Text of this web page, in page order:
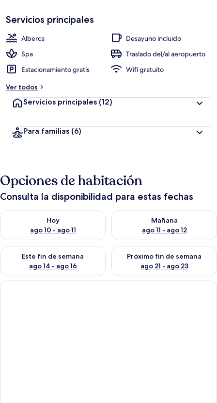
Servicios principales
Alberca
Desayuno incluido
Spa
Traslado del/al aeropuerto
Estacionamiento gratis
Wifi gratuito
Ver todos
Servicios principales (12)
Para familias (6)
Opciones de habitación
Consulta la disponibilidad para estas fechas
Hoy
ago 10 - ago 11
Consulta la disponibilidad para hoy ago 10 - ago 11
Mañana
ago 11 - ago 12
Consulta la disponibilidad
Este fin de semana
ago 14 - ago 16
Consulta la disponibilidad para este fin de semana ago 14 -
Próximo fin de semana
ago 21 - ago 23
Consulta la disponibilidad